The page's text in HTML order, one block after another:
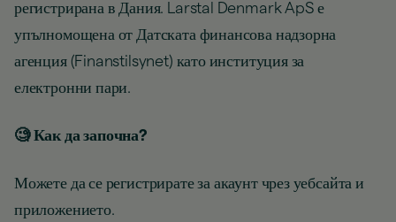
регистрирана в Дания. Larstal Denmark ApS е
упълномощена от Датската финансова надзорна
агенция (Finanstilsynet) като институция за
електронни пари.
🧐 Как да започна?
Можете да се регистрирате за акаунт чрез уебсайта и
приложението.